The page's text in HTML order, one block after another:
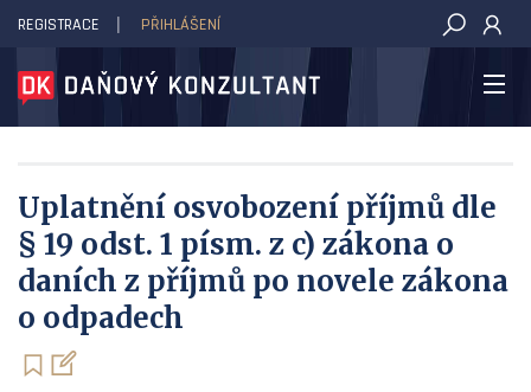
DAŇOVÝ KONZULTANT
REGISTRACE PŘIHLÁŠENÍ
Uplatnění osvobození příjmů dle
§ 19 odst. 1 písm. z c) zákona o
daních z příjmů po novele zákona
o odpadech